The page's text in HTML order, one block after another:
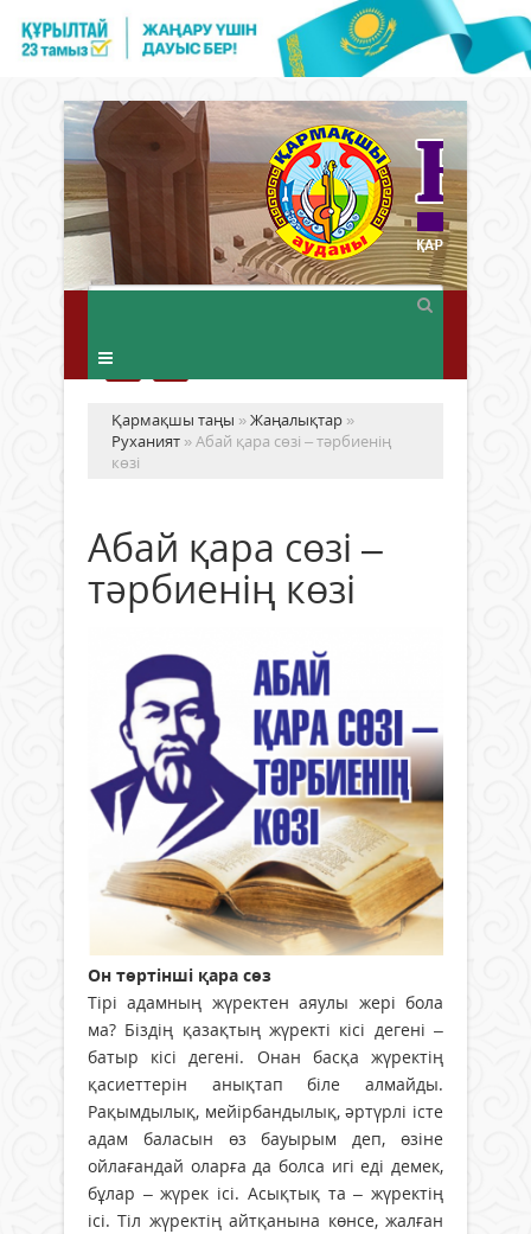
Қармақшы таңы »Жаңалықтар »
Руханият » Абай қара сөзі – тәрбиенің
көзі
Абай қара сөзі –
тәрбиенің көзі
Он төртінші қара сөз
Тірі адамның жүректен аяулы жері бола
ма? Біздің қазақтың жүректі кісі дегені –
батыр кісі дегені. Онан басқа жүректің
қасиеттерін анықтап біле алмайды.
Рақымдылық, мейірбандылық, әртүрлі істе
адам баласын өз бауырым деп, өзіне
ойлағандай оларға да болса игі еді демек,
бұлар – жүрек ісі. Асықтық та – жүректің
ісі. Тіл жүректің айтқанына көнсе, жалған